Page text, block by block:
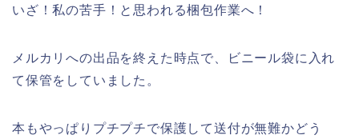
いざ！私の苦手！と思われる梱包作業へ！
メルカリへの出品を終えた時点で、ビニール袋に入れ
て保管をしていました。
本もやっぱりプチプチで保護して送付が無難かどう